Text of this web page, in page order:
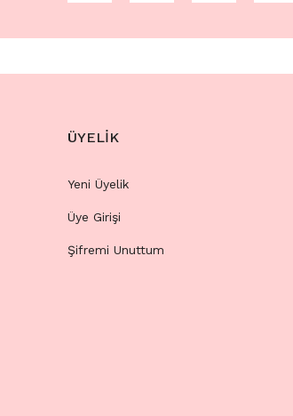
ÜYELİK
Yeni Üyelik
Üye Girişi
Şifremi Unuttum